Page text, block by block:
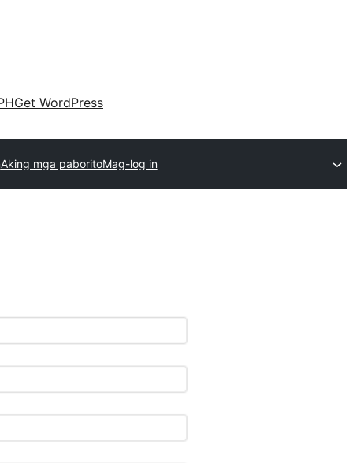
Get WordPress
Aking mga paboritoMag-log in